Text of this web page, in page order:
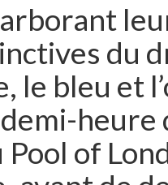
du
le bleu et
heure
of